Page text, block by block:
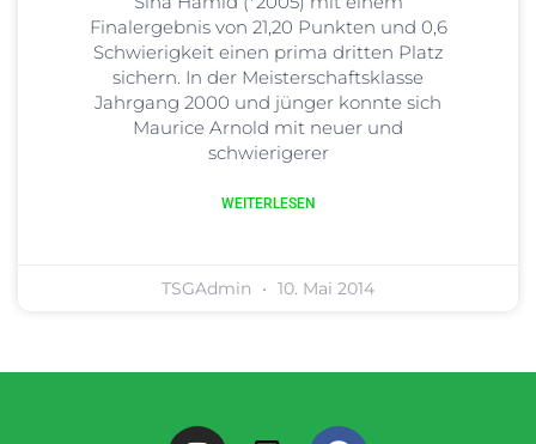
Finalergebnis von 21,20 Punkten und 0,6
Schwierigkeit einen prima dritten Platz
sichern. In der Meisterschaftsklasse
Jahrgang 2000 und jünger konnte sich
Maurice Arnold mit neuer und
schwierigerer
WEITERLESEN
TSGAdmin 10. Mai 2014